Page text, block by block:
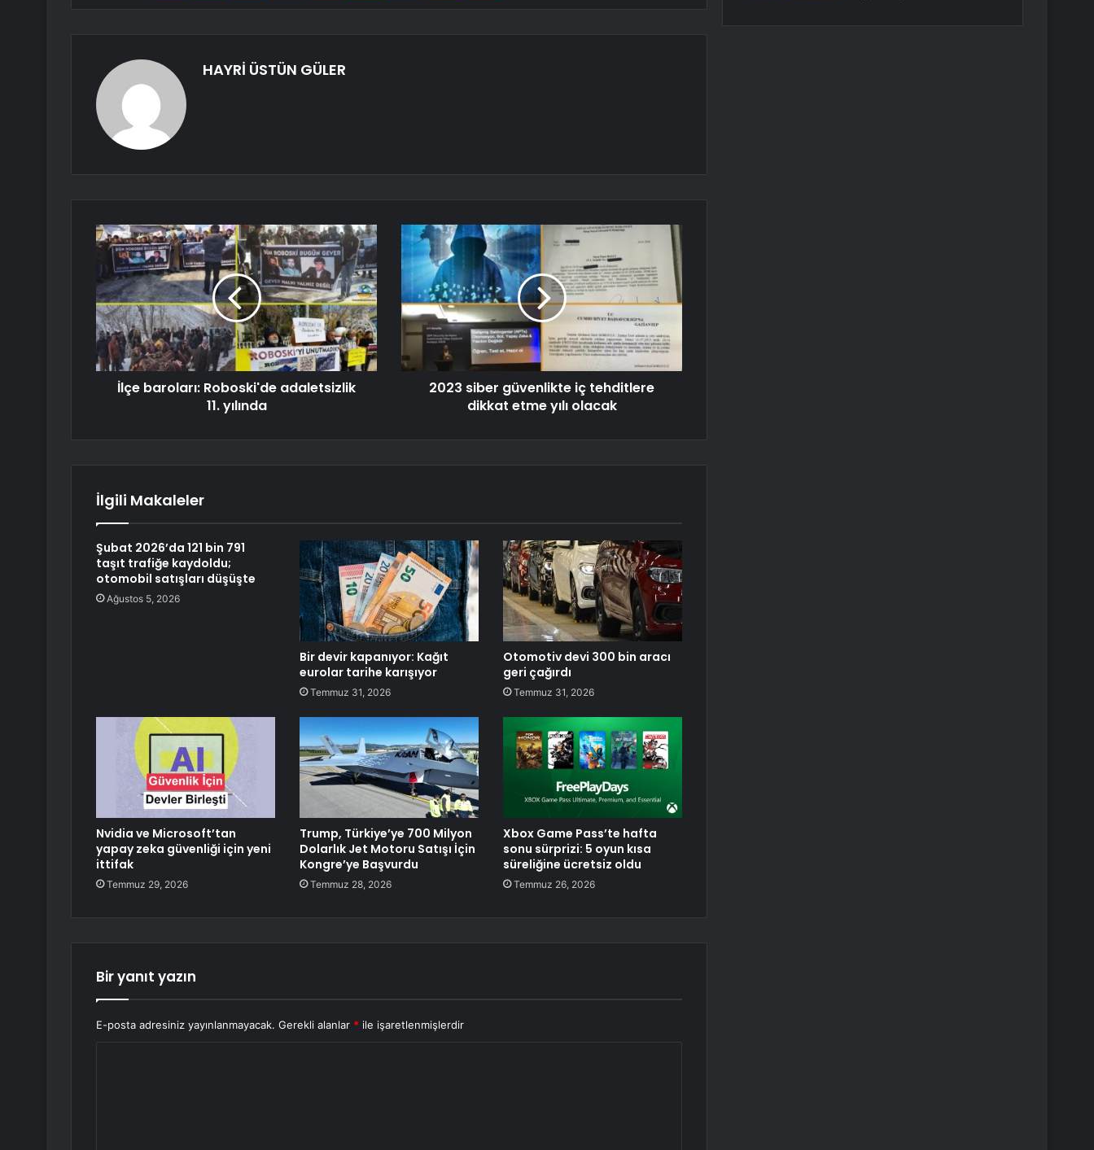
HAYRİ ÜSTÜN GÜLER
İlçe baroları: Roboski'de adaletsizlik
11. yılında
2023 siber güvenlikte iç tehditlere
dikkat etme yılı olacak
İlgili Makaleler
Şubat 2026’da 121 bin 791
taşıt trafiğe kaydoldu;
otomobil satışları düşüşte
Ağustos 5, 2026
Bir devir kapanıyor: Kağıt
eurolar tarihe karışıyor
Temmuz 31, 2026
Otomotiv devi 300 bin aracı
geri çağırdı
Temmuz 31, 2026
Nvidia ve Microsoft’tan
yapay zeka güvenliği için yeni
ittifak
Temmuz 29, 2026
Trump, Türkiye’ye 700 Milyon
Dolarlık Jet Motoru Satışı İçin
Kongre’ye Başvurdu
Temmuz 28, 2026
Xbox Game Pass’te hafta
sonu sürprizi: 5 oyun kısa
süreliğine ücretsiz oldu
Temmuz 26, 2026
Bir yanıt yazın
E-posta adresiniz yayınlanmayacak. Gerekli alanlar * ile işaretlenmişlerdir